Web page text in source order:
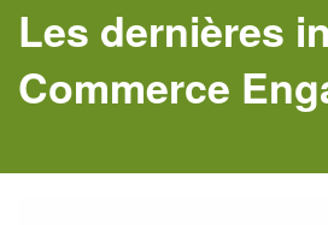
LA CCCV
LES
Les dernières
Commerce